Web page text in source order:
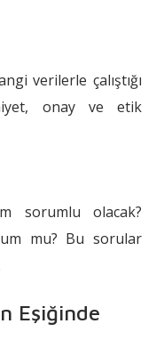
verilerle çalıştığı
onay ve etik
sorumlu olacak?
mu? Bu sorular
Eşiğinde